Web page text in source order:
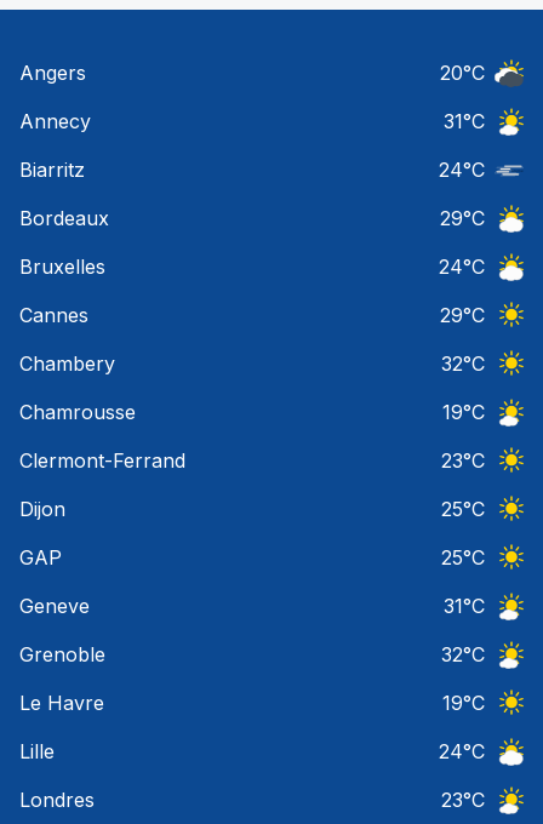
Angers 20°C
Annecy
31°C
Biarritz
24°C
Bordeaux
29°C
Bruxelles
24°C
Cannes
29°C
Chambery
32°C
Chamrousse
19°C
Clermont-Ferrand
23°C
Dijon
25°C
GAP
25°C
Geneve
31°C
Grenoble
32°C
Le Havre
19°C
Lille
24°C
Londres
23°C